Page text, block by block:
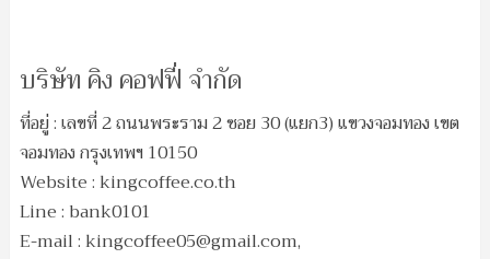
บริษัท คิง คอฟฟี่ จำกัด
ที่อยู่ : เลขที่ 2 ถนนพระราม 2 ซอย 30 (แยก3) แขวงจอมทอง เขต
จอมทอง กรุงเทพฯ 10150
Website : kingcoffee.co.th
Line : bank0101
E-mail :kingcoffee05@gmail.com,